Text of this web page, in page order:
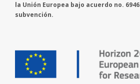
la Unión Europea bajo acuerdo no.
subvención.